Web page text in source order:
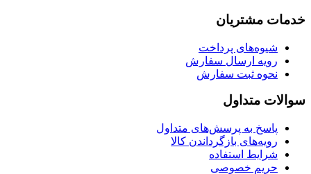
خدمات مشتریان
شیوه‌های پرداخت
رویه ارسال سفارش
نحوه ثبت سفارش
سوالات متداول
پاسخ به پرسش‌های متداول
رویه‌های بازگرداندن کالا
شرایط استفاده
حریم خصوصی